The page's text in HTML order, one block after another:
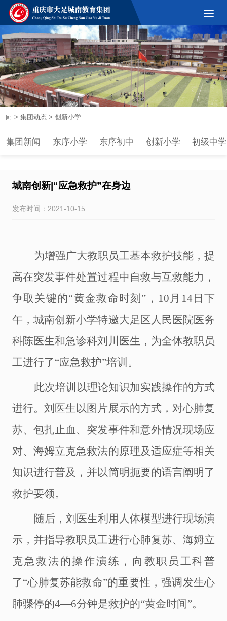
集团新闻 东序小学 东序初中 创新小学 初级中学
> 集团动态> 创新小学
城南创新|“应急救护”在身边
发布时间：2021-10-15
为增强广大教职员工基本救护技能，提
高在突发事件处置过程中自救与互救能力，
争取关键的“黄金救命时刻”，10月14日下
午，城南创新小学特邀大足区人民医院医务
科陈医生和急诊科刘川医生，为全体教职员
工进行了“应急救护”培训。
此次培训 以理论知识加实践操作的方式
进行。刘医生以图片展示的方式，对心肺复
苏、包扎止血、 突发事件和意外情况现场应
对、海姆立克急救法的原理及适应症等相关
知识进行普及 ，并以简明扼要的语言阐明了
救护要领。
随后，刘医生利用人体模型进行现场演
示，并指导教职员工进行心肺复苏、海姆立
克急救法的操作演练 ，向 教职员工科普
了“心肺复苏能救命”的重要性，强调发生心
肺骤停的4―6分钟是救护的“黄金时间”。